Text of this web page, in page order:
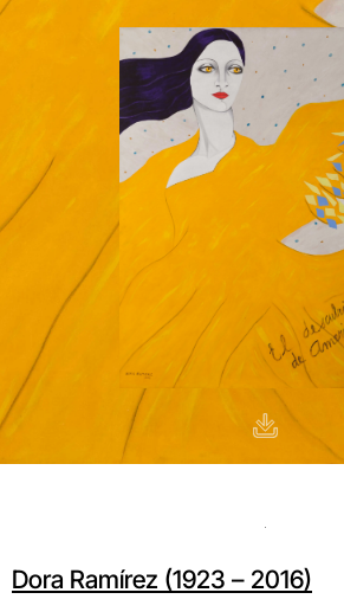
Dora Ramírez (1923 – 2016)